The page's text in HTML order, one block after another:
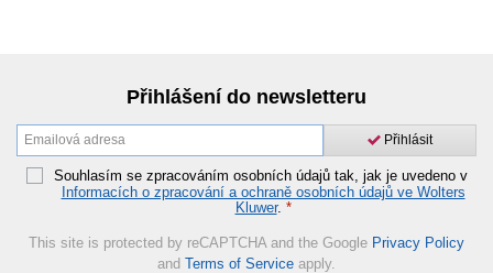
Přihlášení do newsletteru
Přihlásit
Souhlasím se zpracováním osobních údajů tak, jak je uvedeno v
Informacích o zpracování a ochraně osobních údajů ve Wolters
Kluwer. *
This site is protected by reCAPTCHA and the Google Privacy Policy
and Terms of Service apply.